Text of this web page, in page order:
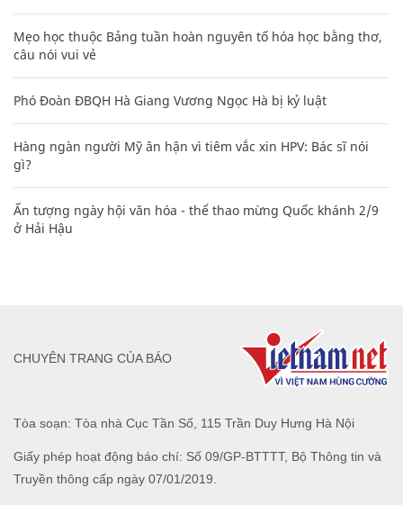
Mẹo học thuộc Bảng tuần hoàn nguyên tố hóa học bằng thơ,
câu nói vui vẻ
Phó Đoàn ĐBQH Hà Giang Vương Ngọc Hà bị kỷ luật
Hàng ngàn người Mỹ ân hận vì tiêm vắc xin HPV: Bác sĩ nói
gì?
Ấn tượng ngày hội văn hóa - thể thao mừng Quốc khánh 2/9
ở Hải Hậu
Tòa soạn: Tòa nhà Cục Tần Số, 115 Trần Duy Hưng Hà Nội
Giấy phép hoạt động báo chí: Số 09/GP-BTTTT, Bộ Thông tin và
Truyền thông cấp ngày 07/01/2019.
CHUYÊN TRANG CỦA BÁO